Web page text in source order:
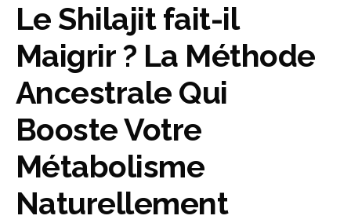
Le Shilajit fait-il
Maigrir ? La Méthode
Ancestrale Qui
Booste Votre
Métabolisme
Naturellement